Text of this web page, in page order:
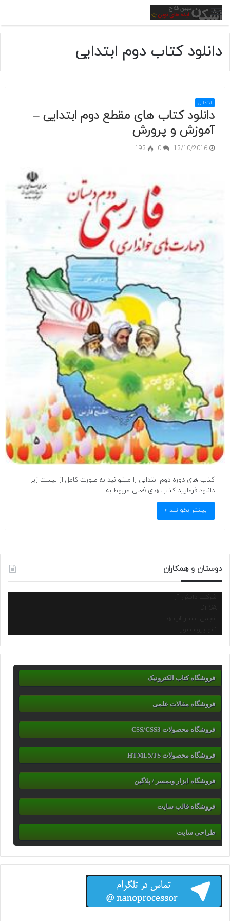
منو
دانلود کتاب دوم ابتدایی
ابتدایی
دانلود کتاب های مقطع دوم ابتدایی –
آموزش و پرورش
13/10/2016
0
193
کتاب های دوره دوم ابتدایی را میتوانید به صورت کامل از لیست زیر
دانلود فرمایید کتاب های فعلی مربوط به…
بیشتر بخوانید »
دوستان و همکاران
شرکت دانش آرا
انجمن استارتاپ ها
نانو پروسسور
فروشگاه کتاب الکترونیک
فروشگاه مقالات علمی
فروشگاه محصولات CSS/CSS3
فروشگاه محصولات HTML5/JS
فروشگاه ابزار وبمسر / پلاگین
فروشگاه قالب سایت
طراحی سایت